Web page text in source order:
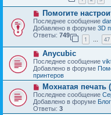
н
е
с
о
б
щ
н
и
е
Н
о
в
о
е
с
о
о
б
щ
е
н
и
е
Помогите
Последнее сообщение
Добавлено в форуме 3D
Ответы: 749
1 … 47
Н
о
в
о
е
о
о
б
Anycubic
Последнее сообщение
Добавлено в форуме
принтеров
Н
о
в
о
е
Мохнатая печать
Последнее сообщение
Добавлено в форуме
Ответы: 3